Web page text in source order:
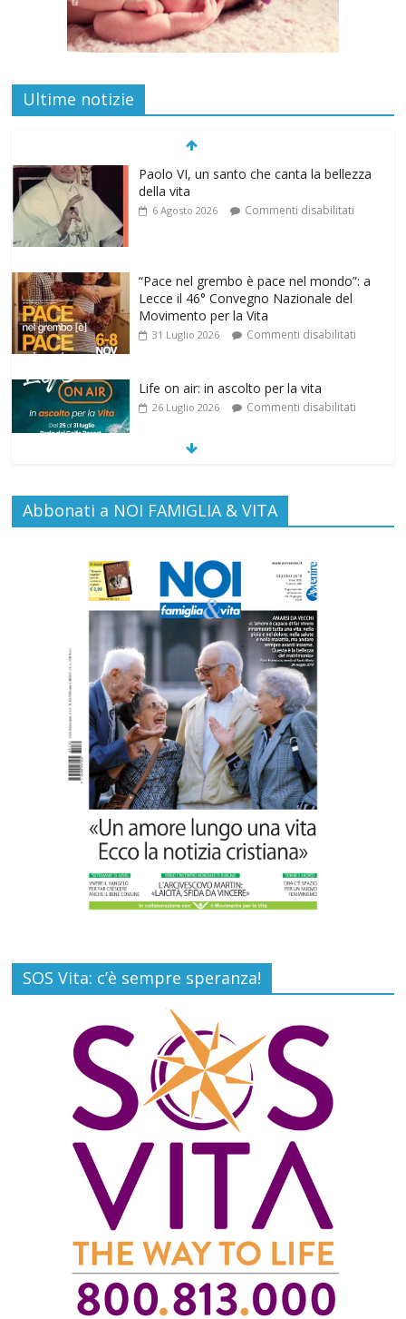
Ultime notizie
Paolo VI, un santo che canta la bellezza
della vita
6 Agosto 2026 Commenti disabilitati
“Pace nel grembo è pace nel mondo”: a
Lecce il 46° Convegno Nazionale del
Movimento per la Vita
31 Luglio 2026 Commenti disabilitati
Life on air: in ascolto per la vita
26 Luglio 2026 Commenti disabilitati
SAMARITANI 2.0: la risposta di Federvita
Emilia Romagna al suicidio assistito per
legge
Gino Soldera nominato Membro della
“Hall of Honor Prenatal Sciences 2026”
16 Luglio 2026 Commenti disabilitati
Carlo Casini, “giusto” perché testimone
della carità sociale
7 Agosto 2026 Commenti disabilitati
Abbonati a NOI FAMIGLIA & VITA
SOS Vita: c’è sempre speranza!